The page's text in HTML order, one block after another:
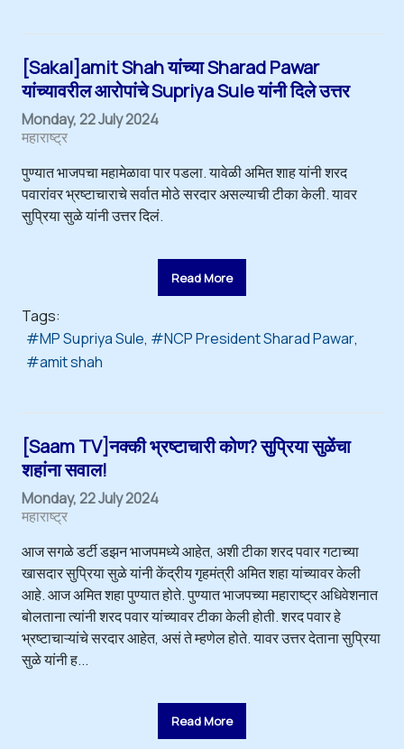
[Sakal]amit Shah यांच्या Sharad Pawar
यांच्यावरील आरोपांचे Supriya Sule यांनी दिले उत्तर
Monday, 22 July 2024
महाराष्ट्र
पुण्यात भाजपचा महामेळावा पार पडला. यावेळी अमित शाह यांनी शरद
पवारांवर भ्रष्टाचाराचे सर्वात मोठे सरदार असल्याची टीका केली. यावर
सुप्रिया सुळे यांनी उत्तर दिलं.
Read More
Tags:
MP Supriya Sule
NCP President Sharad Pawar
amit shah
[Saam TV]नक्की भ्रष्टाचारी कोण? सुप्रिया सुळेंचा
शहांना सवाल!
Monday, 22 July 2024
महाराष्ट्र
आज सगळे डर्टी डझन भाजपमध्ये आहेत, अशी टीका शरद पवार गटाच्या
खासदार सुप्रिया सुळे यांनी केंद्रीय गृहमंत्री अमित शहा यांच्यावर केली
आहे. आज अमित शहा पुण्यात होते. पुण्यात भाजपच्या महाराष्ट्र अधिवेशनात
बोलताना त्यांनी शरद पवार यांच्यावर टीका केली होती. शरद पवार हे
भ्रष्टाचाऱ्यांचे सरदार आहेत, असं ते म्हणेल होते. यावर उत्तर देताना सुप्रिया
सुळे यांनी ह...
Read More